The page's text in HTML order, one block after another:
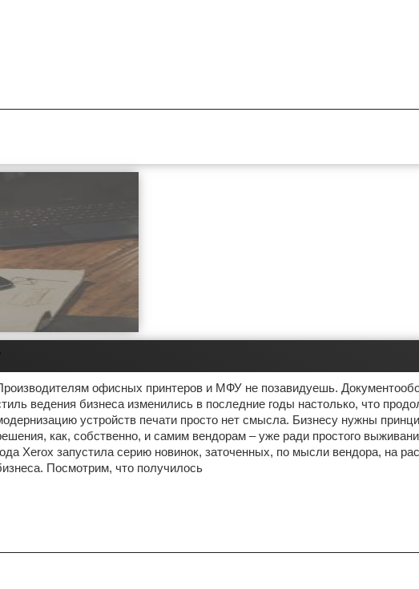
офисных принтеров и МФУ не позавидуешь.
ведения бизнеса изменились в последние годы настолько, что
устройств печати просто нет смысла. Бизнесу нужны
как, собственно, и самим вендорам – уже ради простого
Xerox запустила серию новинок, заточенных, по мысли вендора, на
Посмотрим, что получилось